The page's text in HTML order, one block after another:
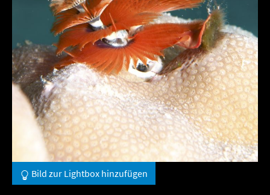
Bild zur Lightbox hinzufügen